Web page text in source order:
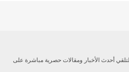
أحدث الأخبار ومقالات حصرية مباشرة على